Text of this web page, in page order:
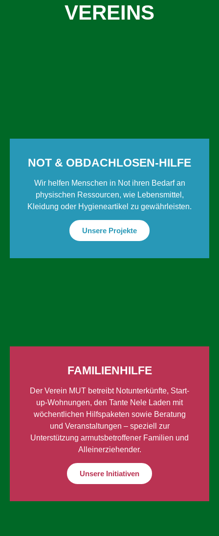
VEREINS
NOT & OBDACH­LOSEN-HILFE
Wir helfen Menschen in Not ihren Bedarf an
physischen Ressourcen, wie Lebensmittel,
Kleidung oder Hygieneartikel zu gewährleisten.
Unsere Projekte
FAMILIEN­HILFE
Der Verein MUT betreibt Notunterkünfte, Start-
up-Wohnungen, den Tante Nele Laden mit
wöchentlichen Hilfspaketen sowie Beratung
und Veranstaltungen – speziell zur
Unterstützung armutsbetroffener Familien und
Alleinerziehender.
Unsere Initiativen